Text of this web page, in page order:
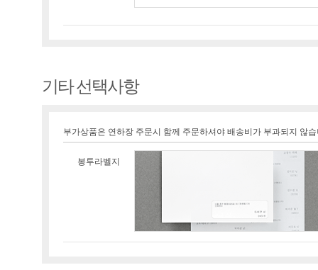
기타 선택사항
부가상품은 연하장 주문시 함께 주문하셔야 배송비가 부과되지 않
봉투라벨지